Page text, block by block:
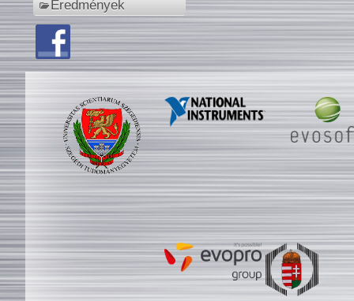
Eredmények